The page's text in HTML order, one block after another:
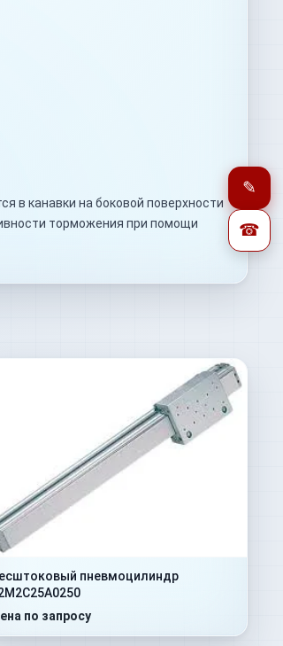
в канавки на боковой поверхности
торможения при помощи
пневмоцилиндр
по запросу
✎
☎